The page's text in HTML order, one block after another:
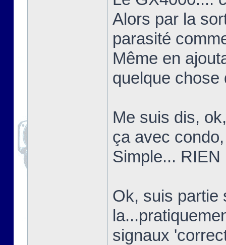
Alors par la
parasité
Même en
quelque chose
Me suis dis,
ça avec
Simple...
Ok, suis partie
signaux